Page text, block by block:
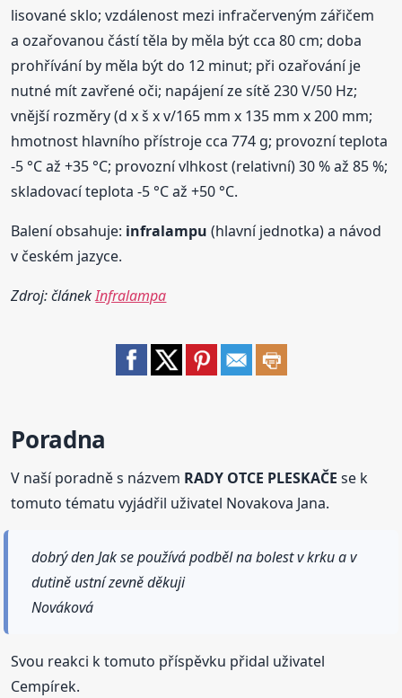
lisované sklo; vzdálenost mezi infračerveným zářičem
a ozařovanou částí těla by měla být cca 80 cm; doba
prohřívání by měla být do 12 minut; při ozařování je
nutné mít zavřené oči; napájení ze sítě 230 V/50 Hz;
vnější rozměry (d x š x v/165 mm x 135 mm x 200 mm;
hmotnost hlavního přístroje cca 774 g; provozní teplota
-5 °C až +35 °C; provozní vlhkost (relativní) 30 % až 85 %;
skladovací teplota -5 °C až +50 °C.
Balení obsahuje: infralampu (hlavní jednotka) a návod
v českém jazyce.
Zdroj: článekInfralampa
Poradna
V naší poradně s názvem RADY OTCE PLESKAČE se k
tomuto tématu vyjádřil uživatel Novakova Jana.
dobrý den Jak se používá podběl na bolest v krku a v
dutině ustní zevně děkuji
Nováková
Svou reakci k tomuto příspěvku přidal uživatel
Cempírek.